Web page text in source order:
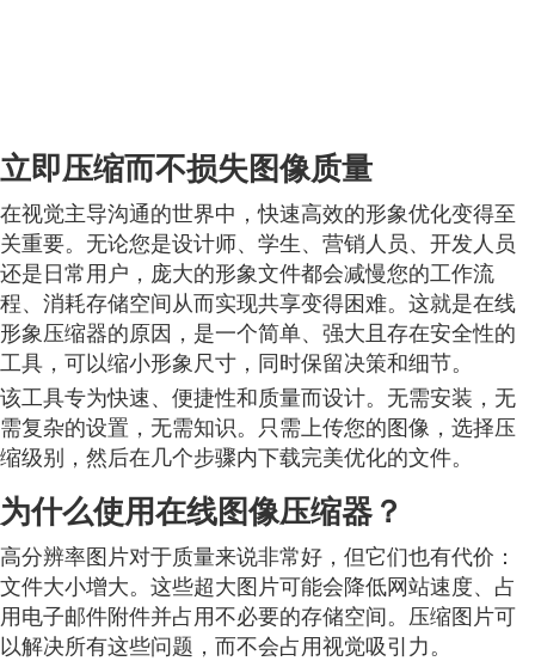
立即压缩而不损失图像质量
在视觉主导沟通的世界中，快速高效的形象优化变得至
关重要。无论您是设计师、学生、营销人员、开发人员
还是日常用户，庞大的形象文件都会减慢您的工作流
程、消耗存储空间从而实现共享变得困难。这就是在线
形象压缩器的原因，是一个简单、强大且存在安全性的
工具，可以缩小形象尺寸，同时保留决策和细节。
该工具专为快速、便捷性和质量而设计。无需安装，无
需复杂的设置，无需知识。只需上传您的图像，选择压
缩级别，然后在几个步骤内下载完美优化的文件。
为什么使用在线图像压缩器？
高分辨率图片对于质量来说非常好，但它们也有代价：
文件大小增大。这些超大图片可能会降低网站速度、占
用电子邮件附件并占用不必要的存储空间。压缩图片可
以解决所有这些问题，而不会占用视觉吸引力。